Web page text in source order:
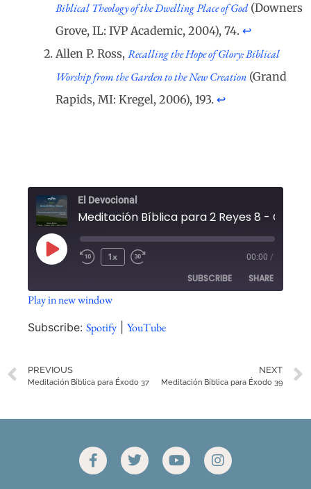
Biblical Theology of the Dwelling Place of God(Downers
Grove, IL: IVP Academic, 2004), 74. ↩︎
Allen P. Ross, Recalling the Hope of Glory: Biblical
Worship from the Garden to the New Creation (Grand
Rapids, MI: Kregel, 2006), 193. ↩︎
El Devocional
1x 00:00 /
SUBSCRIBE SHARE
SHARE
EMBED
Play in new window
Subscribe: Spotify| YouTube
PREVIOUS
Meditación Bíblica para Éxodo 37
NEXT
Meditación Bíblica para Éxodo 39